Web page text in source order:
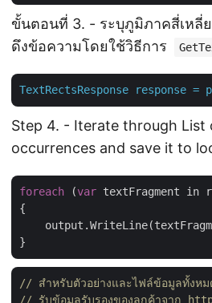
ขั้นตอนที่ 3. - ระบุภูมิภาคสี่เหลี่
ดึงข้อความโดยใช้วิธีการ
TextRectsResponse response =
Step 4. - Iterate through List
occurrences and save it to
foreach (var textFragment in
{
// สำหรับตัวอย่างและไฟล์ข้อมูลทั้
// รับข้อมูลรับรองของลูกค้าจาก